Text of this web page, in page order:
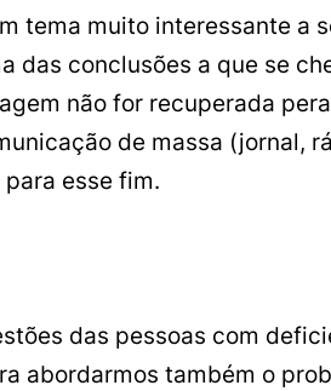
tema muito interessante a
das conclusões a que se
não for recuperada
de massa (jornal,
esse fim.
das pessoas com
abordarmos também o